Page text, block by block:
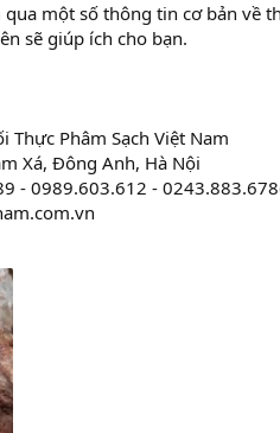
qua một số thông tin cơ bản về
sẽ giúp ích cho bạn.
Thực Phâm Sạch Việt Nam
Xá, Đông Anh, Hà Nội
- 0989.603.612 -